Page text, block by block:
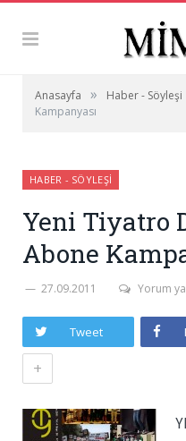
Anasayfa » Haber - Söyleşi
Kampanyası
HABER - SÖYLEŞI
Yeni Tiyatro
Abone
27.09.2011 Yorum
Tweet
+